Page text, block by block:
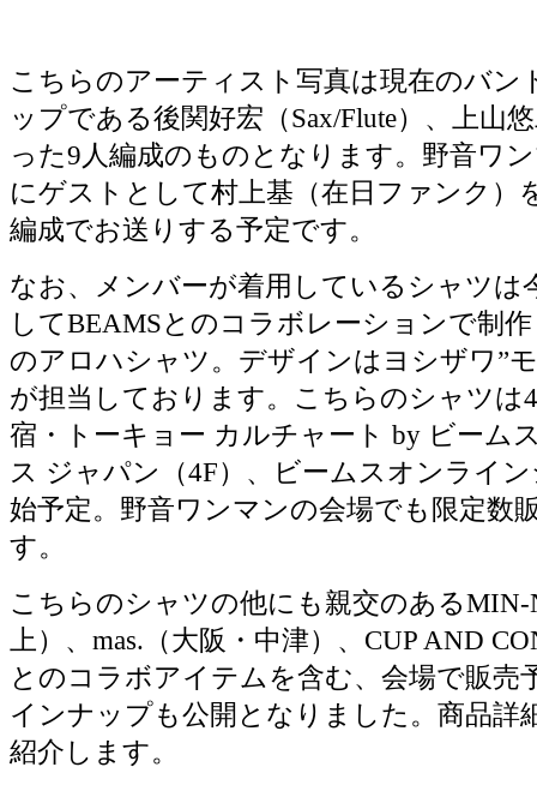
こちらのアーティスト写真は現在のバン
ップである後関好宏（Sax/Flute）、上山
った9人編成のものとなります。野音ワ
にゲストとして村上基（在日ファンク）
編成でお送りする予定です。
なお、メンバーが着用しているシャツは
してBEAMSとのコラボレーションで制
のアロハシャツ。デザインはヨシザワ”
が担当しております。こちらのシャツは
宿・トーキョー カルチャート by ビーム
ス ジャパン（4F）、ビームスオンライ
始予定。野音ワンマンの会場でも限定数
す。
こちらのシャツの他にも親交のあるMIN-
上）、mas.（大阪・中津）、CUP AND
とのコラボアイテムを含む、会場で販売
インナップも公開となりました。商品詳
紹介します。